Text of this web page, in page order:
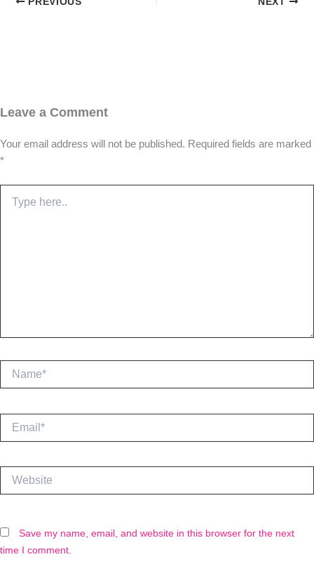
Leave a Comment
Your email address will not be published. Required fields are marked
*
here..
Name*
Website
Save my name, email, and website in this browser for the next
time I comment.